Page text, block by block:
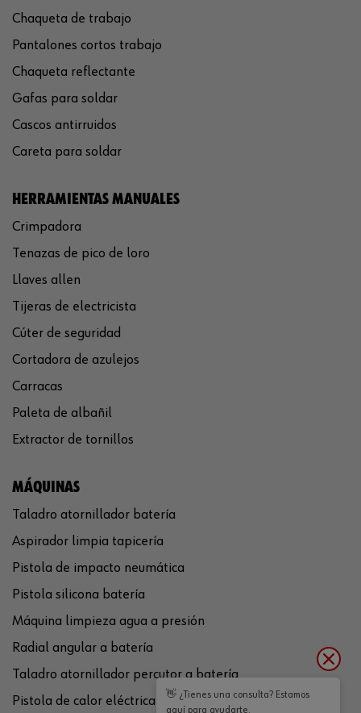
Chaqueta de trabajo
Pantalones cortos trabajo
Chaqueta reflectante
Gafas para soldar
Cascos antirruidos
Careta para soldar
HERRAMIENTAS MANUALES
Crimpadora
Tenazas de pico de loro
Llaves allen
Tijeras de electricista
Cúter de seguridad
Cortadora de azulejos
Carracas
Paleta de albañil
Extractor de tornillos
MÁQUINAS
Taladro atornillador batería
Aspirador limpia tapicería
Pistola de impacto neumática
Pistola silicona batería
Máquina limpieza agua a presión
Radial angular a batería
Taladro atornillador percutor a batería
Pistola de calor eléctrica
👋 ¿Tienes una consulta? Estamos
aquí para ayudarte.